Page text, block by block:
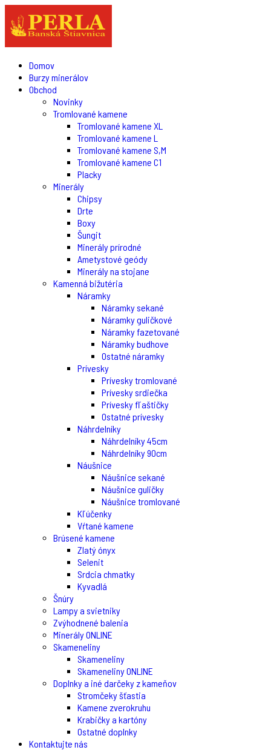
Domov
Burzy minerálov
Obchod
Novinky
Tromlované kamene
Tromlované kamene XL
Tromlované kamene L
Tromlované kamene S,M
Tromlované kamene C1
Placky
Minerály
Chipsy
Drte
Boxy
Šungit
Minerály prírodné
Ametystové geódy
Minerály na stojane
Kamenná bižutéria
Náramky
Náramky sekané
Náramky guličkové
Náramky fazetované
Náramky budhove
Ostatné náramky
Prívesky
Prívesky tromlované
Prívesky srdiečka
Prívesky fľaštičky
Ostatné prívesky
Náhrdelníky
Náhrdelníky 45cm
Náhrdelníky 90cm
Náušnice
Náušnice sekané
Náušnice guličky
Náušnice tromlované
Kľúčenky
Vŕtané kamene
Brúsené kamene
Zlatý ónyx
Selenit
Srdcia chmatky
Kyvadlá
Šnúry
Lampy a svietniky
Zvýhodnené balenia
Minerály ONLINE
Skameneliny
Skameneliny
Skameneliny ONLINE
Doplnky a iné darčeky z kameňov
Stromčeky šťastia
Kamene zverokruhu
Krabičky a kartóny
Ostatné doplnky
Kontaktujte nás